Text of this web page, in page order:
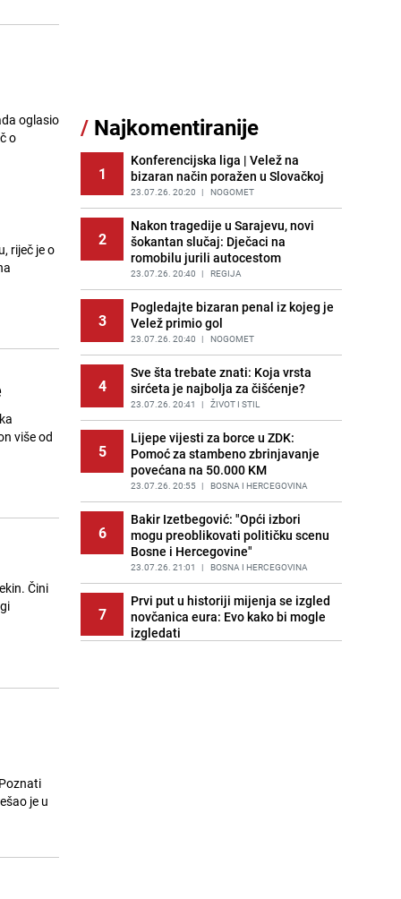
oglasio
o
riječ je o
više od
Čini
je u
Novog
BOSNA I HERCEGOVINA
12
Pojavili su vam se mravi u kući? Bez
brige, ovo su najbolji načini da ih se
riješite
PRIJE 2 DANA | ŽIVOT I STIL
Kako izgleda travnjak stadiona
Koševo nakon tri koncerta Dine
Merlina
PRIJE 2 DANA FOTO
14
Tajna savršenog makedonskog
ajvara: Stari recept za kremast i
bogat okus
PRIJE 1 DAN | RECEPTI
15
Kao iz slastičarne: Rolada od
čokolade i kokosa bez pečenja,
jednostavan desert bez imalo muke
PRIJE 1 DAN | RECEPTI
/ Najkomentiranije
1
Konferencijska liga | Velež na
bizaran način poražen u Slovačkoj
23.07.26. 20:20 | NOGOMET
2
Nakon tragedije u Sarajevu, novi
šokantan slučaj: Dječaci na
romobilu jurili autocestom
23.07.26. 20:40 | REGIJA
3
Pogledajte bizaran penal iz kojeg je
Velež primio gol
23.07.26. 20:40 | NOGOMET
4
Sve šta trebate znati: Koja vrsta
sirćeta je najbolja za čišćenje?
23.07.26. 20:41 | ŽIVOT I STIL
5
Lijepe vijesti za borce u ZDK:
Pomoć za stambeno zbrinjavanje
povećana na 50.000 KM
23.07.26. 20:55 | BOSNA I HERCEGOVINA
6
Bakir Izetbegović: "Opći izbori
mogu preoblikovati političku scenu
Bosne i Hercegovine"
23.07.26. 21:01 | BOSNA I HERCEGOVINA
7
Prvi put u historiji mijenja se izgled
novčanica eura: Evo kako bi mogle
izgledati